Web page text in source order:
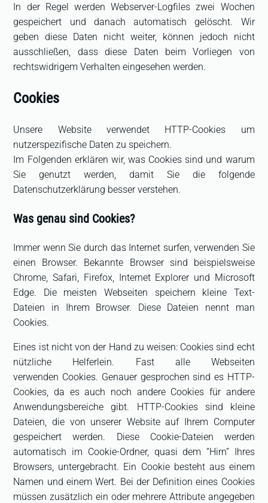
In der Regel werden Webserver-Logfiles zwei Wochen
gespeichert und danach automatisch gelöscht. Wir
geben diese Daten nicht weiter, können jedoch nicht
ausschließen, dass diese Daten beim Vorliegen von
rechtswidrigem Verhalten eingesehen werden.
Cookies
Unsere Website verwendet HTTP-Cookies um
nutzerspezifische Daten zu speichern.
Im Folgenden erklären wir, was Cookies sind und warum
Sie genutzt werden, damit Sie die folgende
Datenschutzerklärung besser verstehen.
Was genau sind Cookies?
Immer wenn Sie durch das Internet surfen, verwenden Sie
einen Browser. Bekannte Browser sind beispielsweise
Chrome, Safari, Firefox, Internet Explorer und Microsoft
Edge. Die meisten Webseiten speichern kleine Text-
Dateien in Ihrem Browser. Diese Dateien nennt man
Cookies.
Eines ist nicht von der Hand zu weisen: Cookies sind echt
nützliche Helferlein. Fast alle Webseiten
verwenden Cookies. Genauer gesprochen sind es HTTP-
Cookies, da es auch noch andere Cookies für andere
Anwendungsbereiche gibt. HTTP-Cookies sind kleine
Dateien, die von unserer Website auf Ihrem Computer
gespeichert werden. Diese Cookie-Dateien werden
automatisch im Cookie-Ordner, quasi dem “Hirn” Ihres
Browsers, untergebracht. Ein Cookie besteht aus einem
Namen und einem Wert. Bei der Definition eines Cookies
müssen zusätzlich ein oder mehrere Attribute angegeben